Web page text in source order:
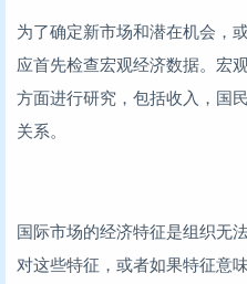
为了确定新市场和潜在机会，
应首先检查宏观经济数据。宏
方面进行研究，包括收入，国
关系。
国际市场的经济特征是组织无
对这些特征，或者如果特征意